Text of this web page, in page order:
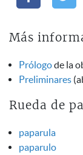
Más
Prólogode la
Preliminares
Rueda de
paparula
paparulo